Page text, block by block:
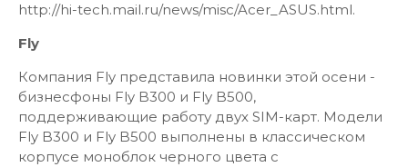
http://hi-tech.mail.ru/news/misc/Acer_ASUS.html.
Fly
Компания Fly представила новинки этой осени -
бизнесфоны Fly B300 и Fly B500,
поддерживающие работу двух SIM-карт. Модели
Fly B300 и Fly B500 выполнены в классическом
корпусе моноблок черного цвета с